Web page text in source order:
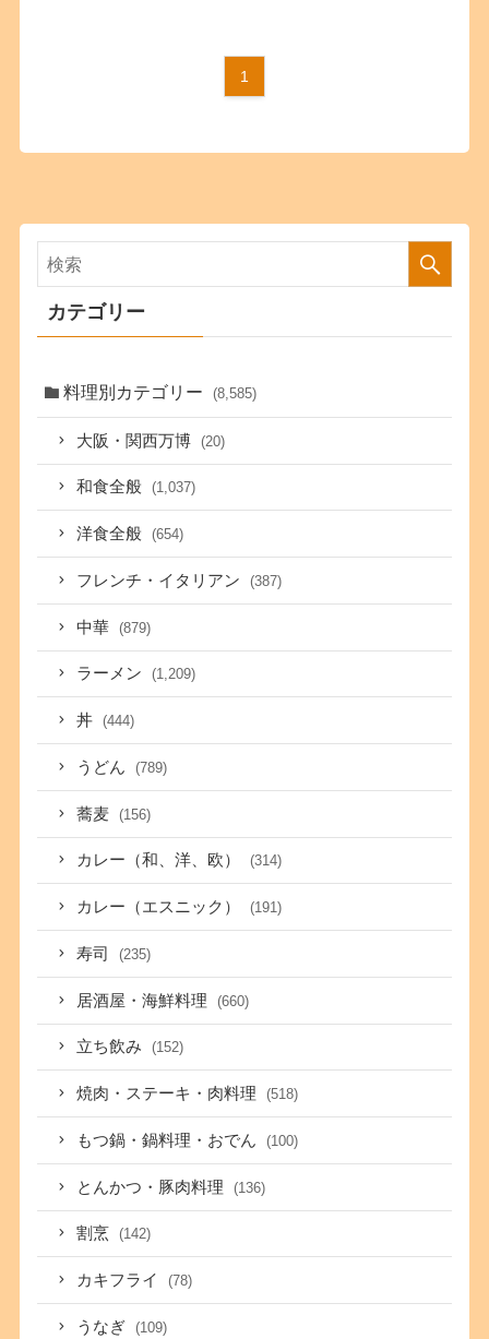
1
カテゴリー
料理別カテゴリー (8,585)
大阪・関西万博 (20)
和食全般 (1,037)
洋食全般 (654)
フレンチ・イタリアン (387)
中華 (879)
ラーメン (1,209)
丼 (444)
うどん (789)
蕎麦 (156)
カレー（和、洋、欧） (314)
カレー（エスニック） (191)
寿司 (235)
居酒屋・海鮮料理 (660)
立ち飲み (152)
焼肉・ステーキ・肉料理 (518)
もつ鍋・鍋料理・おでん (100)
とんかつ・豚肉料理 (136)
割烹 (142)
カキフライ (78)
うなぎ (109)